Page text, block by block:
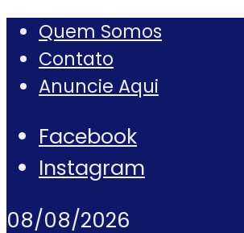
Quem Somos
Contato
Anuncie Aqui
Facebook
Instagram
08/08/2026